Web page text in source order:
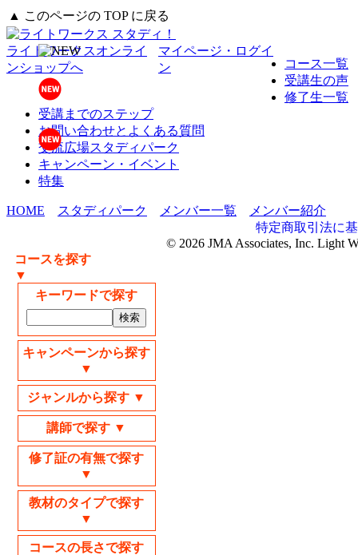
▲ このページの TOP に戻る
ライトワークスオンライ
ンショップへ
マイページ・ログイ
ン
コース一覧
受講生の声
修了生一覧
受講までのステップ
お問い合わせとよくある質問
交流広場スタディパーク
キャンペーン・イベント
特集
HOME スタディパーク メンバー一覧 メンバー紹介
コースを探す
▼
キーワードで探す
キャンペーンから探す
▼
ジャンルから探す ▼
講師で探す ▼
修了証の有無で探す
▼
教材のタイプで探す
▼
コースの長さで探す
特定商取引法に
© 2026 JMA Associates, Inc. Light